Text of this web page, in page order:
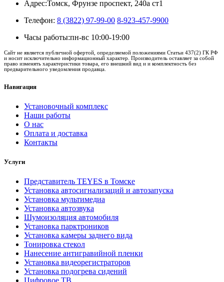
Адрес:Томск, Фрунзе проспект, 240а ст1
Телефон: 8 (3822) 97-99-00 8-923-457-9900
Часы работы:пн-вс 10:00-19:00
Сайт не является публичной офертой, определяемой положениями Статьи 437(2) ГК РФ
и носит исключительно информационный характер. Производитель оставляет за собой
право изменять характеристики товара, его внешний вид и и комплектность без
предварительного уведомления продавца.
Навигация
Установочный комплекс
Наши работы
О нас
Оплата и доставка
Контакты
Услуги
Представитель TEYES в Томске
Установка автосигнализаций и автозапуска
Установка мультимедиа
Установка автозвука
Шумоизоляция автомобиля
Установка парктроников
Установка камеры заднего вида
Тонировка стекол
Нанесение антигравийной пленки
Установка видеорегистраторов
Установка подогрева сидений